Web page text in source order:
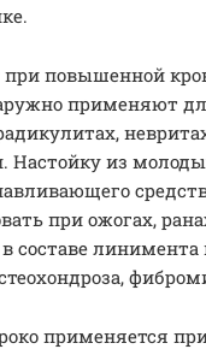
повышенной
применяют
Настойку из
при ожогах,
составе
применяется